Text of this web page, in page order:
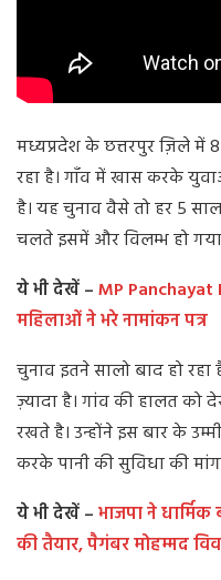
मध्यप्रदेश के छत्तरपुर ज़िले में
रहा है। गॉंव में खास करके
है। यह चुनाव वैसे तो हर 5
चलते इसमें और विलम्भ हो
ये भी देखें –MP Panchayat
महिलाओं ने भरे नामांकन पत्र
चुनाव इतने सालो बाद हो
ज़्यादा है। गांव की हालत को
रखते है। उन्होंने इस बार के
करके पानी की सुविधा की
ये भी देखें –भाजपा ने
की तैयार, पैगंबर मोहम्मद